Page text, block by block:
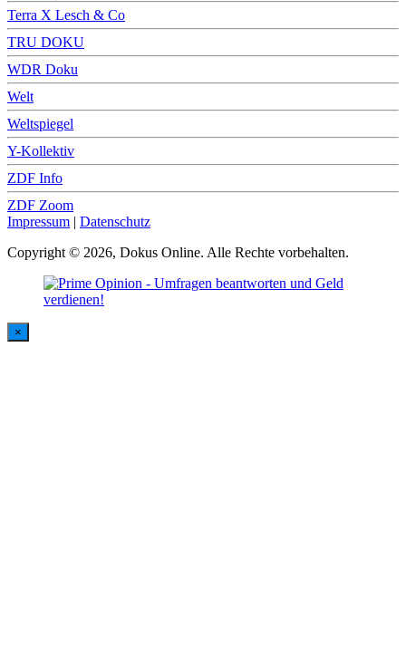
Terra X Lesch & Co
TRU DOKU
WDR Doku
Welt
Weltspiegel
Y-Kollektiv
ZDF Info
ZDF Zoom
Impressum | Datenschutz
Copyright © 2026, Dokus Online. Alle Rechte vorbehalten.
×